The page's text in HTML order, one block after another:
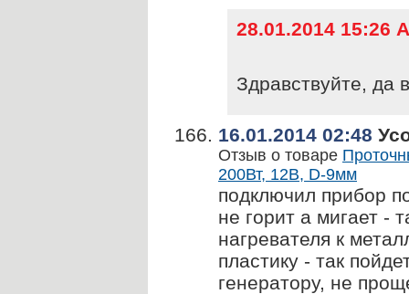
28.01.2014 15:26
Здравствуйте, да
16.01.2014 02:48
Отзыв о товаре
200Вт, 12В, D-9мм
подключил прибор
не горит а мигает -
нагревателя к
пластику - так
генератору, не